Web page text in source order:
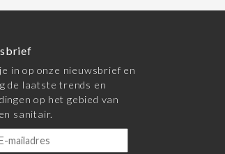
in op onze nieuwsbrief en
de laatste trends en
op het gebied van
sanitair.